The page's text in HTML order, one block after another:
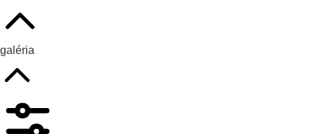
galéria